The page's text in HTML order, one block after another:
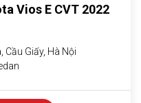
Vios E CVT 2022
Cầu Giấy, Hà Nội